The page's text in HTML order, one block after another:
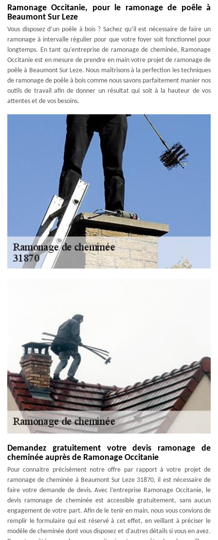
Ramonage Occitanie, pour le ramonage de poêle à
Beaumont Sur Leze
Vous disposez d’un poêle à bois ? Sachez qu’il est nécessaire de faire un
ramonage à intervalle régulier pour que votre foyer soit fonctionnel pour
longtemps. En tant qu’entreprise de ramonage de cheminée, Ramonage
Occitanie est en mesure de prendre en main votre projet de ramonage de
poêle à Beaumont Sur Leze. Nous maîtrisons à la perfection les techniques
de ramonage de poêle à bois comme nous savons parfaitement manier nos
outils de travail afin de donner un résultat qui soit à la hauteur de vos
attentes et de vos besoins.
Demandez gratuitement votre devis ramonage de
cheminée auprès de Ramonage Occitanie
Pour connaitre précisément notre offre par rapport à votre projet de
ramonage de cheminée à Beaumont Sur Leze 31870, il est nécessaire de
faire votre demande de devis. Avec l’entreprise Ramonage Occitanie, le
devis ramonage de cheminée est accessible gratuitement, sans aucun
engagement de votre part. Afin de le tenir en main, nous vous convions de
remplir le formulaire qui est réservé à cet effet, en veillant à préciser le
modèle de cheminée dont vous disposez et d’autres détails si vous en avez.